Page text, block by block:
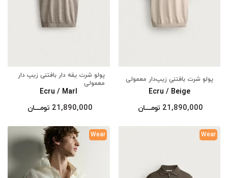
پولو شرت بافتنی زیپ‌دار معمولی
Ecru / Beige
21,890,000 تومــــــان
پولو شرت یقه دار بافتنی زیپ دار
معمولی
Ecru / Marl
21,890,000 تومــــــان
Wear
Wear